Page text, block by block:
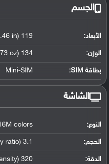
الجسم
الأبعاد: 119 x 60 x 11.7 mm (4.69 x 2.36 x 0.46 in)
الوزن: 134 g (4.73 oz)
بطاقة SIM: Mini-SIM
الشاشة
النوع: colors
الحجم: 3.1 inches (~40.1% screen-to-body ratio)
الدقة: 320 x 480 pixels (~186 ppi pixel density)